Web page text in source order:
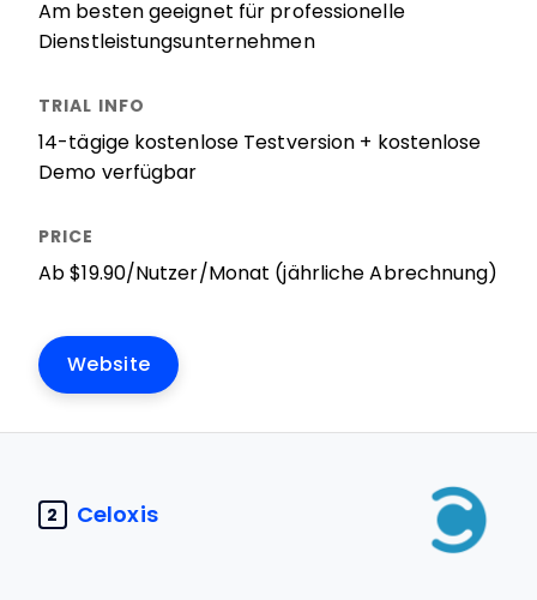
Am besten geeignet für professionelle
Dienstleistungsunternehmen
14-tägige kostenlose Testversion + kostenlose
Demo verfügbar
Ab $19.90/Nutzer/Monat (jährliche Abrechnung)
Website
2 Celoxis